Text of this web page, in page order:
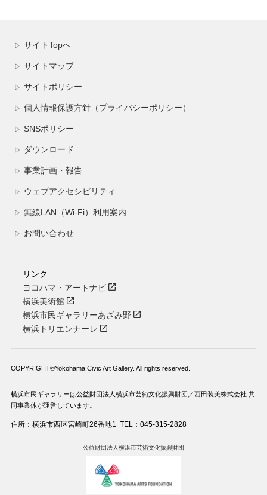
▷ サイトTopへ
▷ サイトマップ
▷ サイトポリシー
▷ 個人情報保護方針（プライバシーポリシー）
▷ SNSポリシー
▷ ダウンロード
▷ 事業計画・報告
▷ ウェブアクセシビリティ
▷ 無線LAN（Wi-Fi）利用案内
▷ お問い合わせ
リンク
ヨコハマ・アートナビ
横浜美術館
横浜市民ギャラリーあざみ野
横浜トリエンナーレ
COPYRIGHT©Yokohama Civic Art Gallery. All rights reserved.
横浜市民ギャラリーは公益財団法人横浜市芸術文化振興財団／西田装美株式会社 共
同事業体が運営しています。
住所：横浜市西区宮崎町26番地1 TEL：045-315-2828
公益財団法人横浜市芸術文化振興財団